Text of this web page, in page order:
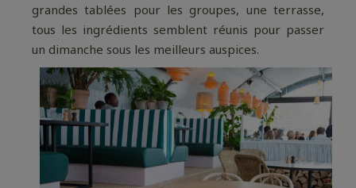
grandes tablées pour les groupes, une terrasse,
tous les ingrédients semblent réunis pour passer
un dimanche sous les meilleurs auspices.